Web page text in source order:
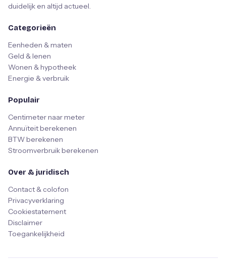
duidelijk en altijd actueel.
Categorieën
Eenheden & maten
Geld & lenen
Wonen & hypotheek
Energie & verbruik
Populair
Centimeter naar meter
Annuïteit berekenen
BTW berekenen
Stroomverbruik berekenen
Over & juridisch
Contact & colofon
Privacyverklaring
Cookiestatement
Disclaimer
Toegankelijkheid